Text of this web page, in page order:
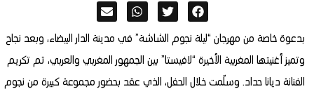
بدعوة خاصة من مهرجان “ليلة نجوم الشاشة” في مدينة الدار البيضاء، وبعد نجاح
وتميز أغنيتها المغربية الأخيرة “لافيستا” بين الجمهور المغربي والعربي، تم تكريم
الفنانة ديانا حداد. وسلّمت خلال الحفل، الذي عقد بحضور مجموعة كبيرة من نجوم